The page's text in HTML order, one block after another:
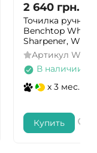
2 640 грн.
Точилка ручная
Benchtop
Sharpener,
Артикул
В наличии
x 3 мес.
Купить